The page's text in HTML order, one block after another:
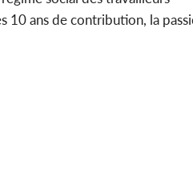
10 ans de contribution, la